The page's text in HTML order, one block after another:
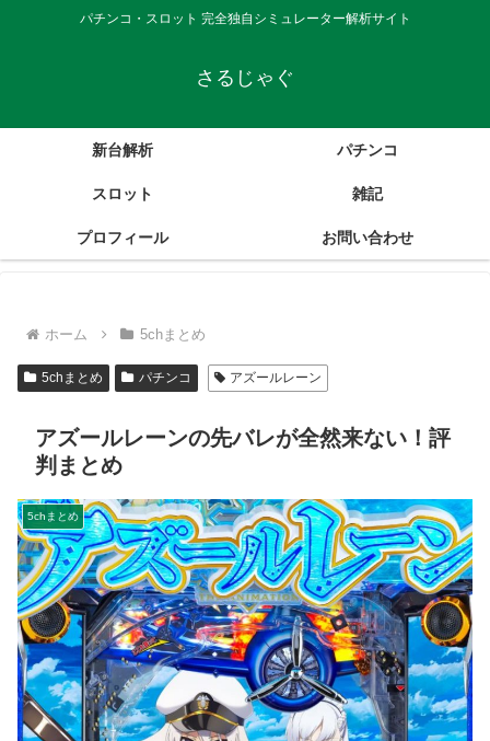
パチンコ・スロット 完全独自シミュレーター解析サイト
さるじゃぐ
新台解析 パチンコ
スロット 雑記
プロフィール お問い合わせ
ホーム 5chまとめ
5chまとめ パチンコ アズールレーン
アズールレーンの先バレが全然来ない！評
判まとめ
5chまとめ